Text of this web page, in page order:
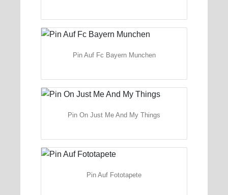
Pin Auf Fc Bayern Munchen
Pin On Just Me And My Things
Pin Auf Fototapete